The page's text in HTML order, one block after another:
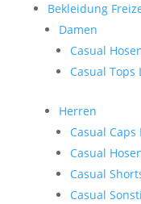
Bekleidung
Damen
Casual
Casual Tops
Herren
Casual Caps
Casual
Casual
Casual